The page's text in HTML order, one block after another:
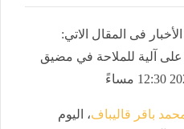
فى المقال الاتي:
على آلية للملاحة في مضيق
باقر قاليباف، اليوم